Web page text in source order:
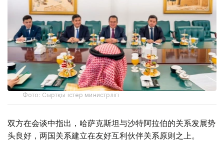
Фото: Сыртқы істер министрлігі
双方在会谈中指出，哈萨克斯坦与沙特阿拉伯的关系发展势
头良好，两国关系建立在友好互利伙伴关系原则之上。